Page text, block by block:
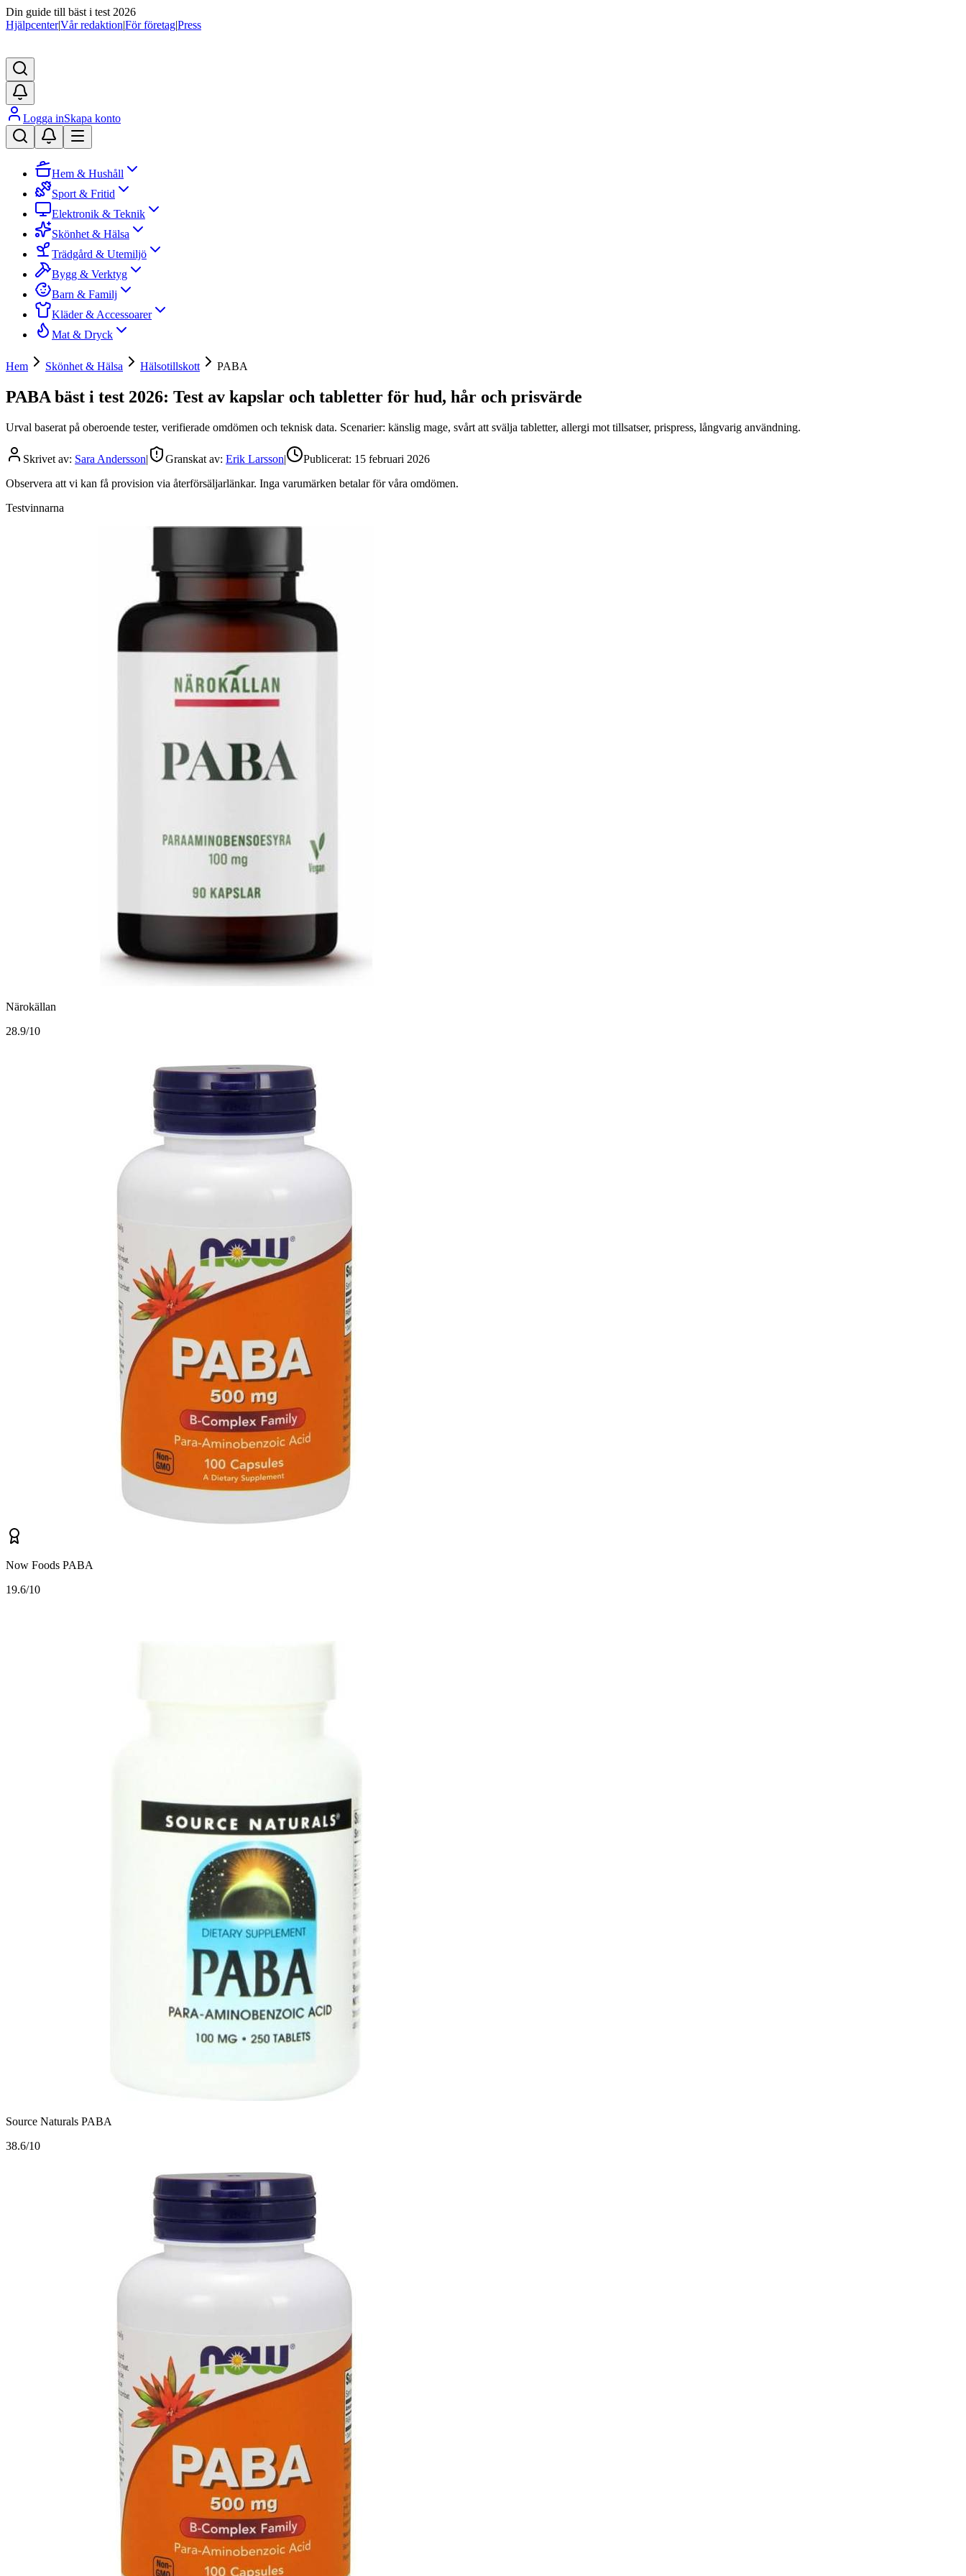
Din guide till bäst i test 2026
Hjälpcenter|Vår redaktion|För företag|Press
Logga inSkapa konto
Hem & Hushåll
Sport & Fritid
Elektronik & Teknik
Skönhet & Hälsa
Trädgård & Utemiljö
Bygg & Verktyg
Barn & Familj
Kläder & Accessoarer
Mat & Dryck
Hem Skönhet & Hälsa Hälsotillskott PABA
PABA bäst i test 2026: Test av kapslar och tabletter för hud, hår och prisvärde
Urval baserat på oberoende tester, verifierade omdömen och teknisk data. Scenarier: känslig mage, svårt att svälja tabletter, allergi mot tillsatser, prispress, långvarig användning.
Skrivet av: Sara Andersson| Granskat av: Erik Larsson| Publicerat: 15 februari 2026
Observera att vi kan få provision via återförsäljarlänkar. Inga varumärken betalar för våra omdömen.
Testvinnarna
Närokällan
28.9/10
Now Foods PABA
19.6/10
Source Naturals PABA
38.6/10